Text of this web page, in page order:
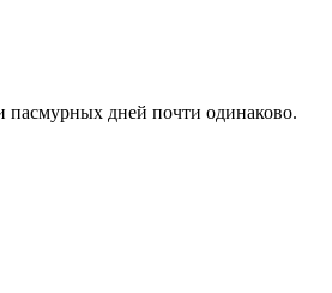
пасмурных дней почти одинаково.